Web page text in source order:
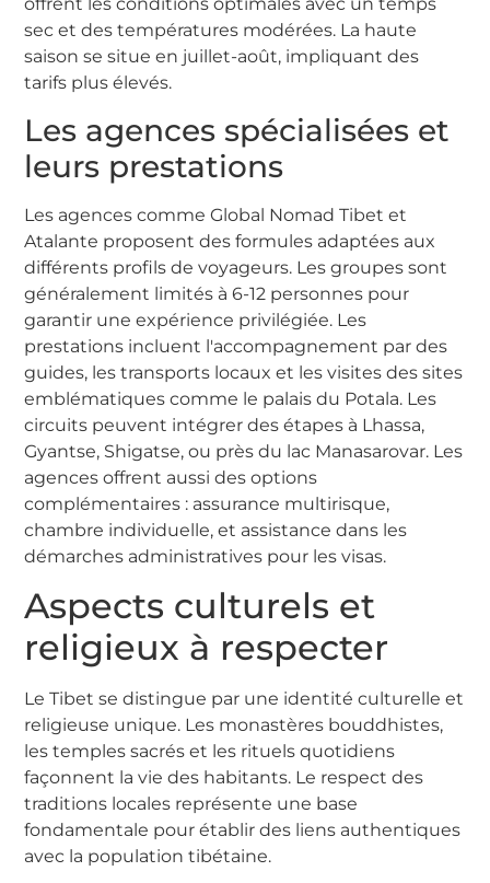
offrent les conditions optimales avec un temps
sec et des températures modérées. La haute
saison se situe en juillet-août, impliquant des
tarifs plus élevés.
Les agences spécialisées et
leurs prestations
Les agences comme Global Nomad Tibet et
Atalante proposent des formules adaptées aux
différents profils de voyageurs. Les groupes sont
généralement limités à 6-12 personnes pour
garantir une expérience privilégiée. Les
prestations incluent l'accompagnement par des
guides, les transports locaux et les visites des sites
emblématiques comme le palais du Potala. Les
circuits peuvent intégrer des étapes à Lhassa,
Gyantse, Shigatse, ou près du lac Manasarovar. Les
agences offrent aussi des options
complémentaires : assurance multirisque,
chambre individuelle, et assistance dans les
démarches administratives pour les visas.
Aspects culturels et
religieux à respecter
Le Tibet se distingue par une identité culturelle et
religieuse unique. Les monastères bouddhistes,
les temples sacrés et les rituels quotidiens
façonnent la vie des habitants. Le respect des
traditions locales représente une base
fondamentale pour établir des liens authentiques
avec la population tibétaine.